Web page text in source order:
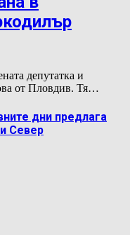
депутатка и
от Пловдив. Тя…
дни предлага
Север